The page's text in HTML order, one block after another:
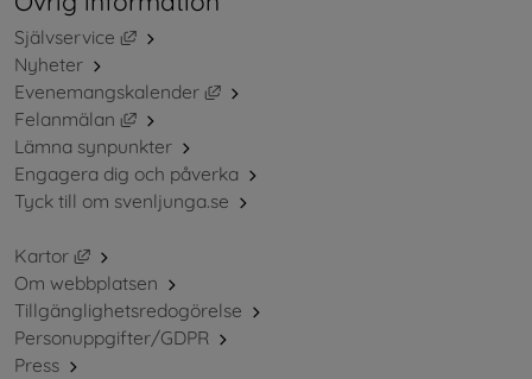
Självservice
Länk till annan webbplats, öppnas i nytt fönster.
Nyheter
Evenemangskalender
Länk till annan webbplats, öppnas i
Felanmälan
Länk till annan webbplats, öppnas i nytt fönster.
Lämna synpunkter
Engagera dig och påverka
Tyck till om svenljunga.se
Kartor
Länk till annan webbplats, öppnas i nytt fönster.
Om webbplatsen
Tillgänglighetsredogörelse
Personuppgifter/GDPR
Press